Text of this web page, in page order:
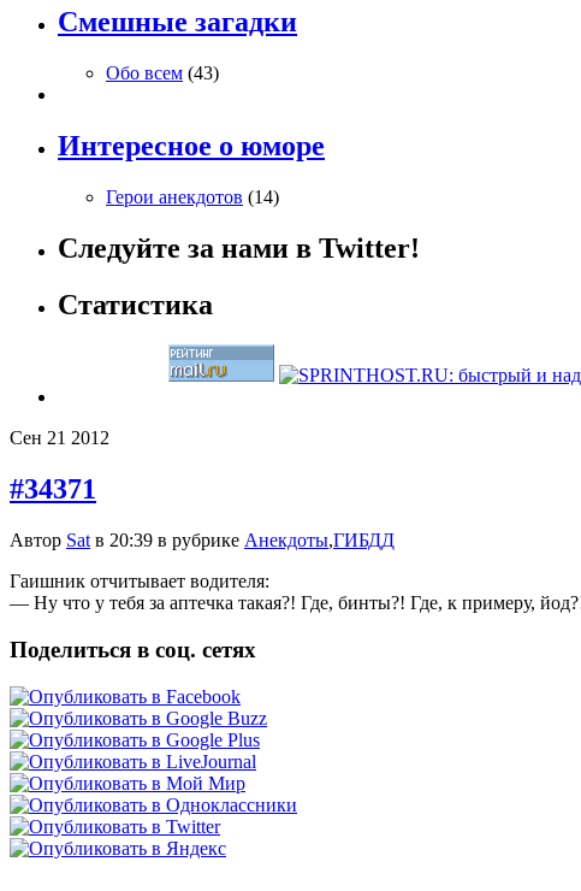
Смешные загадки
Обо всем (43)
Интересное о юморе
Герои анекдотов (14)
Следуйте за нами в Twitter!
Статистика
Сен 21 2012
#34371
Автор Sat в 20:39 в рубрике Анекдоты,ГИБДД
Гаишник отчитывает водителя:
— Ну что у тебя за аптечка такая?! Где, бинты?! Где, к примеру,
Поделиться в соц. сетях